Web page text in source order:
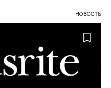
НОВОСТЬ